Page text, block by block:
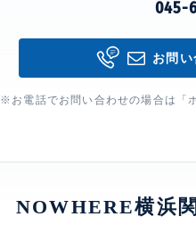
045-
お問
※お電話でお問い合わせの場合は「
NOWHERE横浜